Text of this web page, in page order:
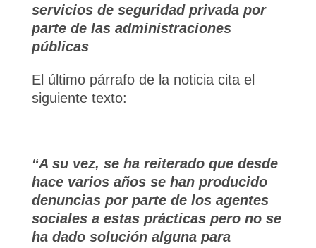
servicios de seguridad privada por
parte de las administraciones
públicas
El último párrafo de la noticia cita el
siguiente texto:
“A su vez, se ha reiterado que desde
hace varios años se han producido
denuncias por parte de los agentes
sociales a estas prácticas pero no se
ha dado solución alguna para